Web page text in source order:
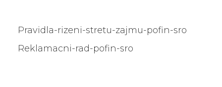
Pravidla-rizeni-stretu-zajmu-pofin-sro
Reklamacni-rad-pofin-sro